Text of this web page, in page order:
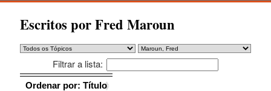
Escritos por Fred Maroun
Filtrar a lista:
Ordenar por: Título
Ordenar por: Título